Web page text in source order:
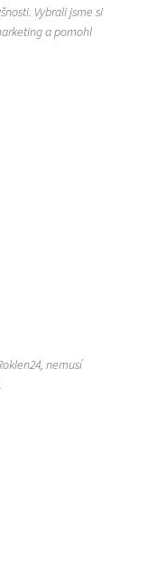
Vybrali jsme si
a pomohl
nemusí